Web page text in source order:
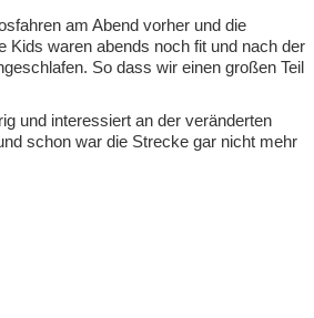
am Abend vorher und die
Kids waren abends noch fit und nach der
So dass wir einen großen Teil
und interessiert an der veränderten
schon war die Strecke gar nicht mehr